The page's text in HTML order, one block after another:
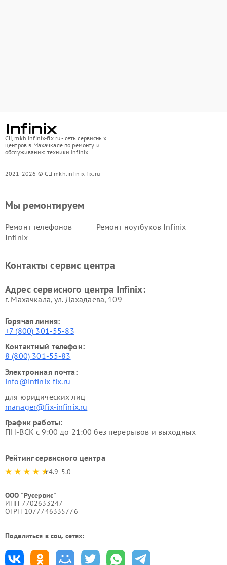
СЦ mkh.infinix-fix.ru - сеть сервисных
центров в Махачкале по ремонту и
обслуживанию техники Infinix
2021-2026 © СЦ mkh.infinix-fix.ru
Мы ремонтируем
Ремонт телефонов
Infinix
Ремонт ноутбуков Infinix
Контакты сервис центра
Адрес сервисного центра Infinix:
г. Махачкала, ул. Дахадаева, 109
Горячая линия:
+7 (800) 301-55-83
Контактный телефон:
8 (800) 301-55-83
Электронная почта:
info@infinix-fix.ru
для юридических лиц
manager@fix-infinix.ru
График работы:
ПН-ВСК с 9:00 до 21:00 без перерывов и выходных
Рейтинг сервисного центра
4.9-5.0
ООО "Русервис"
ИНН 7702633247
ОГРН 1077746335776
Поделиться в соц. сетях: